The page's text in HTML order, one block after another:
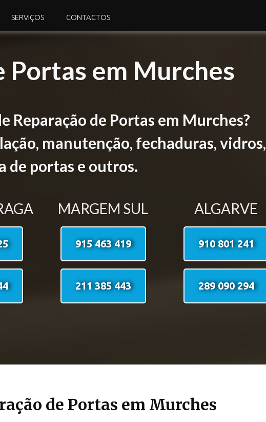
SERVIÇOS CONTACTOS
Portas em Murches
Reparação de Portas em Murches?
manutenção, fechaduras, vidros,
de portas e outros.
MARGEM SUL
915 463 419
211 385 443
ALGARVE
910 801 241
289 090 294
de Portas em Murches